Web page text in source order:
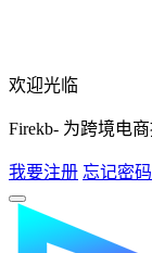
欢迎光临
Firekb- 为跨境电
我要注册 忘记密码